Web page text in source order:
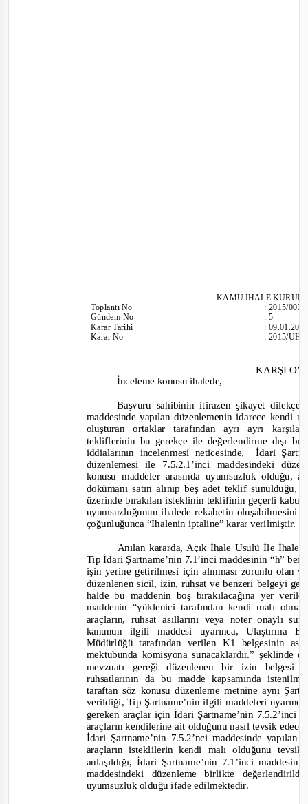
KAMU İHALE
ToplantıNo
Gündem No
Karar Tarihi
Karar No
:2015/003
:5
:
:2015/
KARŞI
İnceleme konusu ihalede,
Başvuru sahibinin itirazen şikayet
maddesinde yapılan düzenlemenin idarece kendi
oluşturan ortaklar tarafından ayrı ayrı
tekliflerinin bu gerekçe ile değerlendirme dışı
iddialarının incelenmesi neticesinde,
İdari
düzenlemesi ile 7.5.2.1’inci maddesindeki
konusu maddeler arasında uyumsuzluk
dokümanı satın alınıp beş adet teklif
üzerinde bırakılan isteklinin teklifinin geçerli
uyumsuzluğunun ihalede rekabetin
çoğunluğunca “İhalenin iptaline”karar verilmiştir.
Anılan kararda, Açık İhale Usulü İle
Tip İdari Şartname’nin 7.1’inci maddesinin “h”
işin yerine getirilmesi için alınması zorunlu olan
düzenlenen sicil, izin, ruhsat ve benzeri belgeyi
halde bu maddenin boş bırakılacağına yer
maddenin “yüklenici tarafından kendi malı
araçların, ruhsat asıllarını veya noter onaylı
kanunun ilgili maddesi uyarınca, Ulaştırma
Müdürlüğü tarafından verilen K1 belgesinin
mektubunda komisyona sunacaklardır.” şeklinde
mevzuatı gereği düzenlenen bir izin belgesi
ruhsatlarının da bu madde kapsamında
taraftan söz konusu düzenleme metnine aynı
verildiği, Tip Şartname’nin ilgili maddeleri
gereken araçlar için İdari Şartname’nin 7.5.2’inci
araçların kendilerine ait olduğunu nasıl tevsik
İdari Şartname’nin 7.5.2’nci maddesinde
araçların isteklilerin kendi malı olduğunu
anlaşıldığı,İdari Şartname’nin 7.1’inci
maddesindeki düzenleme birlikte
uyumsuzluk olduğu ifade edilmektedir.